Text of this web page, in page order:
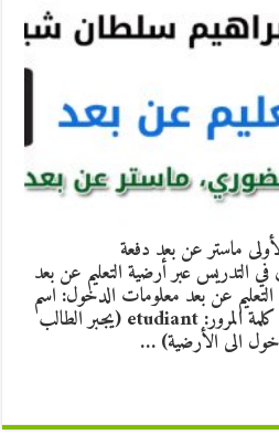
ماستر عن بعد دفعة
في التدريس عبر أرضية التعليم عن بعد
التعليم عن بعد معلومات الدخول: اسم
المستخدم: رقم تسجيل الطالب كلمة المرور: etudiant (يجبر الطالب
الى الأرضية) …